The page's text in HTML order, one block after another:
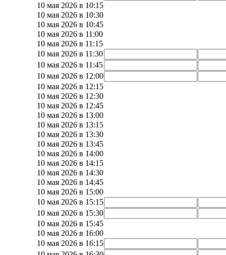
10 мая 2026 в 10:15
10 мая 2026 в 10:30
10 мая 2026 в 10:45
10 мая 2026 в 11:00
10 мая 2026 в 11:15
10 мая 2026 в 11:30
10 мая 2026 в 11:45
10 мая 2026 в 12:00
10 мая 2026 в 12:15
10 мая 2026 в 12:30
10 мая 2026 в 12:45
10 мая 2026 в 13:00
10 мая 2026 в 13:15
10 мая 2026 в 13:30
10 мая 2026 в 13:45
10 мая 2026 в 14:00
10 мая 2026 в 14:15
10 мая 2026 в 14:30
10 мая 2026 в 14:45
10 мая 2026 в 15:00
10 мая 2026 в 15:15
10 мая 2026 в 15:30
10 мая 2026 в 15:45
10 мая 2026 в 16:00
10 мая 2026 в 16:15